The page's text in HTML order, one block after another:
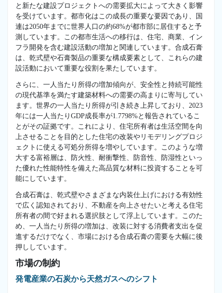
と新たな建設プロジェクトへの需要拡大によって大きく影響
を受けています。都市化はこの成長の重要な要因であり、国
連は2050年までに世界人口の約68%が都市部に居住すると予
測しています。この都市生活への移行は、住宅、商業、イン
フラ開発を含む建設活動の増加と関連しています。合成石膏
は、乾式壁や石膏製品の重要な構成要素として、これらの建
設活動において重要な役割を果たしています。
さらに、一人当たり所得の増加傾向が、安全性と持続可能性
の現代基準を満たす建築材料への需要の高まりに寄与してい
ます。世界の一人当たり所得が引き続き上昇しており、2023
年には一人当たりGDP成長率が1.7798%と報告されているこ
とがその証拠です。これにより、住宅所有者は生活空間を向
上させることを目的とした住宅の改装やリモデリングプロジ
ェクトに使える可処分所得を増やしています。このような増
大する富裕層は、防火性、耐衝撃性、防音性、防湿性といっ
た優れた性能特性を備えた高品質な材料に投資することを可
能にしています。
合成石膏は、乾式壁やさまざまな内装仕上げにおける有効性
で広く認知されており、不動産を向上させたいと考える住宅
所有者の間で好まれる選択肢として浮上しています。このた
め、一人当たり所得の増加は、改装に対する消費者支出を促
進するだけでなく、市場における合成石膏の需要を大幅に後
押ししています。
市場の制約
発電産業の石炭から天然ガスへのシフト